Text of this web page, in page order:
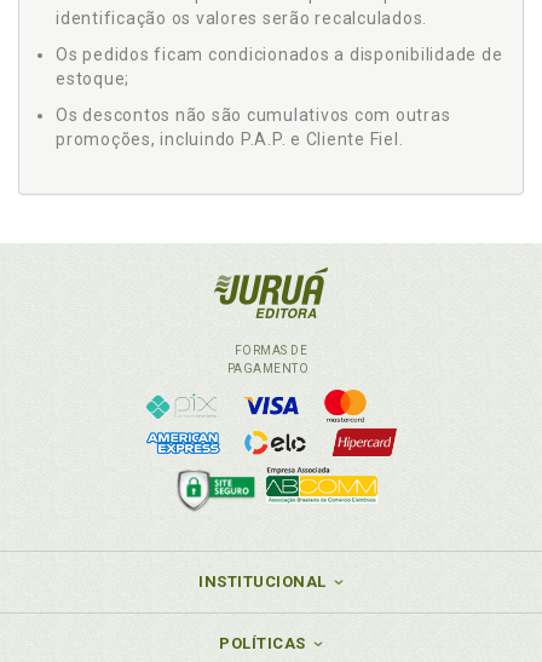
identificação os valores serão recalculados.
Os pedidos ficam condicionados a disponibilidade de
estoque;
Os descontos não são cumulativos com outras
promoções, incluindo P.A.P. e Cliente Fiel.
FORMAS DE
PAGAMENTO
INSTITUCIONAL
POLÍTICAS